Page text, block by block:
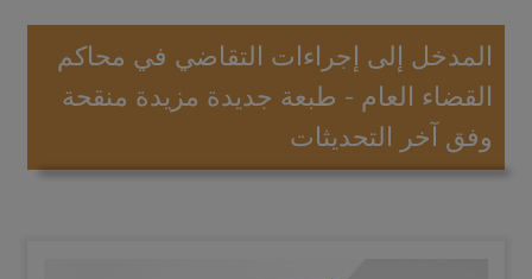
المدخل إلى إجراءات التقاضي في محاكم
القضاء العام - طبعة جديدة مزيدة منقحة
وفق آخر التحديثات